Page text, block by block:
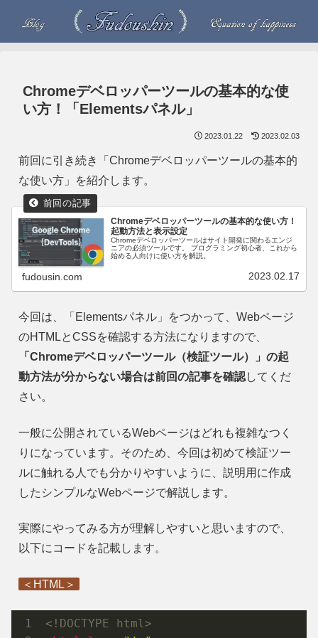
Chromeデベロッパーツールの基本的な使
い方！「Elementsパネル」
2023.01.22 2023.02.03
前回に引き続き「Chromeデベロッパーツールの基本的
な使い方」を紹介します。
Chromeデベロッパーツールの基本的な使い方！
起動方法と表示設定
Chromeデベロッパーツールはサイト開発に関わるエンジ
ニアの必須ツールです。 プログラミング初心者、これから
始める人向けに使い方を解説。
fudousin.com 2023.02.17
今回は、「Elementsパネル」をつかって、Webページ
のHTMLとCSSを確認する方法になりますので、
「Chromeデベロッパーツール（検証ツール）」の起
動方法が分からない場合は前回の記事を確認してくだ
さい。
一般に公開されているWebページはどれも複雑なつく
りになっています。そのため、今回は初めて検証ツー
ルに触れる人でも分かりやすいように、説明用に作成
したシンプルなWebページで解説します。
実際にやってみる方が理解しやすいと思いますので、
以下にコードを記載します。
＜HTML＞
<!DOCTYPE html>